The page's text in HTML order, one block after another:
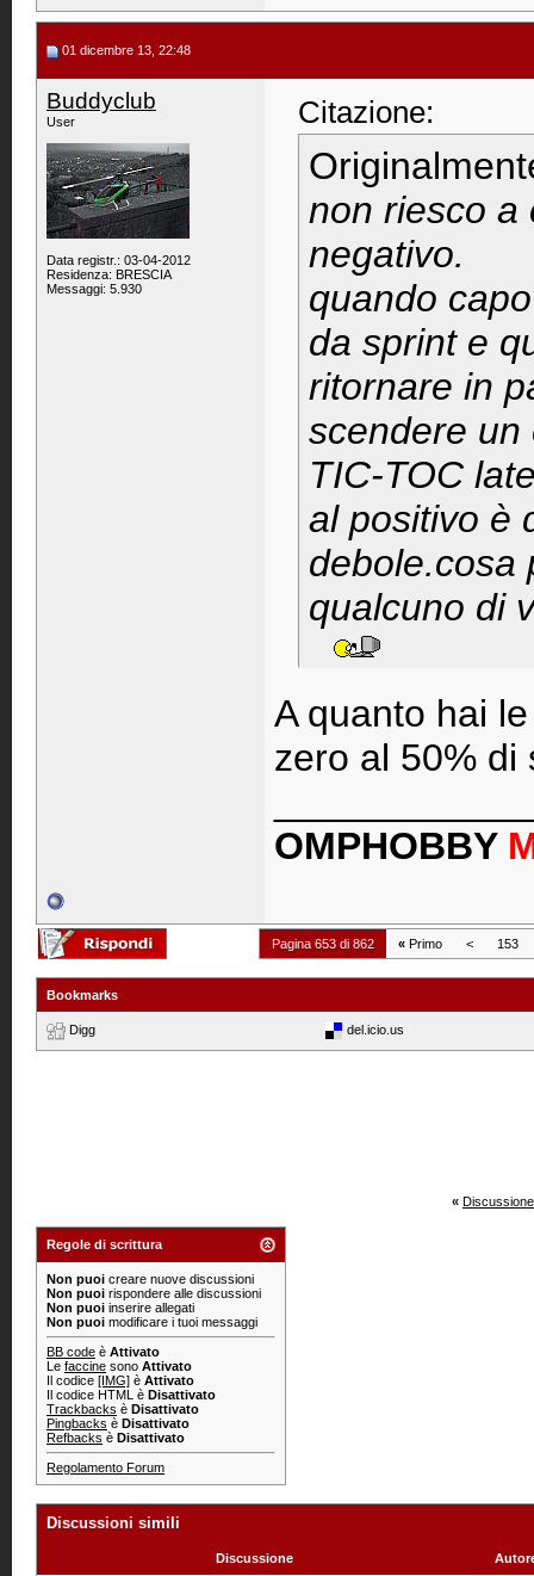
01 dicembre 13, 22:48
Buddyclub
User
Data registr.: 03-04-2012
Residenza: BRESCIA
Messaggi: 5.930
Citazione:
non riesco a
negativo.
quando
da sprint e
ritornare in
scendere un
TIC-TOC
al positivo è
debole.cosa
qualcuno di
A quanto hai
zero al 50% di
OMPHOBBY
Pagina 653 di 862 « Primo < 153
Bookmarks
Digg del.icio.us
«
Regole di scrittura
Non puoi creare nuove discussioni
Non puoi rispondere alle discussioni
Non puoi inserire allegati
Non puoi modificare i tuoi messaggi
BB code è Attivato
Le faccine sono Attivato
Il codice [IMG] è Attivato
Il codice HTML è Disattivato
Trackbacks è Disattivato
Pingbacks è Disattivato
Refbacks è Disattivato
Regolamento Forum
Discussioni simili
Discussione